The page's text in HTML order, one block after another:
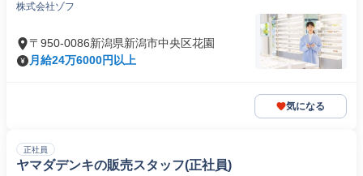
株式会社ゾフ
〒950-0086新潟県新潟市中央区花園
月給24万6000円以上
気になる
正社員
ヤマダデンキの販売スタッフ(正社員)